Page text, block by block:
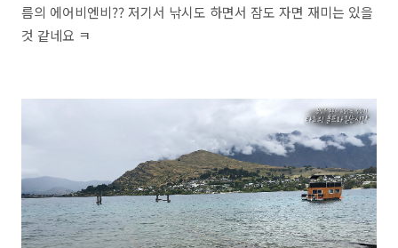
름의 에어비엔비?? 저기서 낚시도 하면서 잠도 자면 재미는 있을
것 같네요 ㅋ